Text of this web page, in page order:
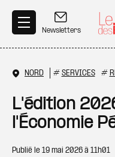
Newsletters
NORD # SERVICES #
L'édition
l'Économie
Publié le 19 mai 2026 à 11h01